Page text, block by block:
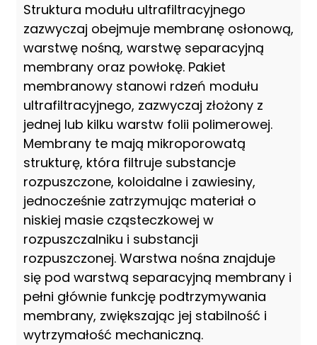
Struktura modułu ultrafiltracyjnego
zazwyczaj obejmuje membranę osłonową,
warstwę nośną, warstwę separacyjną
membrany oraz powłokę. Pakiet
membranowy stanowi rdzeń modułu
ultrafiltracyjnego, zazwyczaj złożony z
jednej lub kilku warstw folii polimerowej.
Membrany te mają mikroporowatą
strukturę, która filtruje substancje
rozpuszczone, koloidalne i zawiesiny,
jednocześnie zatrzymując materiał o
niskiej masie cząsteczkowej w
rozpuszczalniku i substancji
rozpuszczonej. Warstwa nośna znajduje
się pod warstwą separacyjną membrany i
pełni głównie funkcję podtrzymywania
membrany, zwiększając jej stabilność i
wytrzymałość mechaniczną.